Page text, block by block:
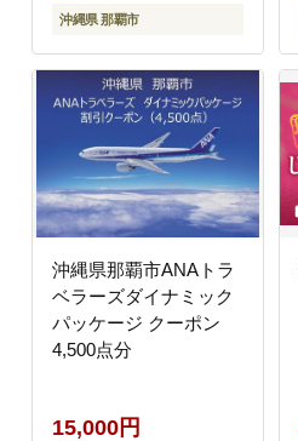
沖縄県 那覇市
沖縄県那覇市ANAトラ
ベラーズダイナミック
パッケージ クーポン
4,500点分
15,000円